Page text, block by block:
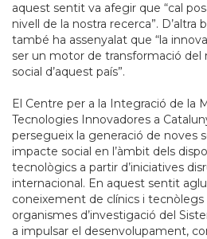
aquest sentit va afegir que “cal
nivell de la nostra recerca”. D’altra
també ha assenyalat que “la
ser un motor de transformació del
social d’aquest país”.
El Centre per a la Integració de la
Tecnologies Innovadores a
persegueix la generació de noves
impacte social en l’àmbit dels
tecnològics a partir d’iniciatives
internacional. En aquest sentit
coneixement de clínics i tecnòlegs
organismes d’investigació del
a impulsar el desenvolupament,